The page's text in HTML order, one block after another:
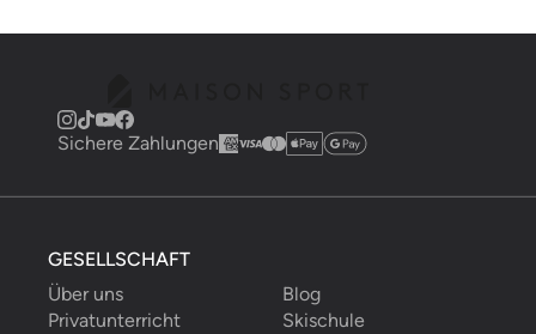
Sichere Zahlungen
GESELLSCHAFT
Über uns
Blog
Privatunterricht
Skischule